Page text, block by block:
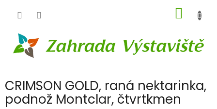
KOŠÍK
CRIMSON GOLD, raná nektarinka,
podnož Montclar, čtvrtkmen